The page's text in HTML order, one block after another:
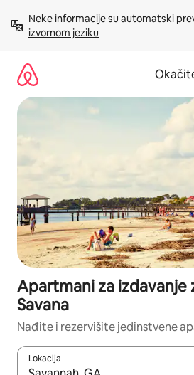
sadržaj
Neke informacije su automatski
izvornom jeziku
Apartmani za izdavanje
Savana
Nađite i rezervišite jedinstvene
Lokacija
Kad su rezultati dostupni, možete